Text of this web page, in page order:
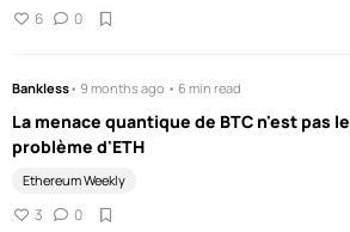
6 0
Bankless• 9 months ago • 6 min read
La menace quantique de BTC n'est pas le
problème d'ETH
Ethereum Weekly
3 0